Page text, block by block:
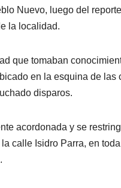
Nuevo, luego del
la localidad.
que tomaban
en la esquina de
disparos.
acordonada y se
calle Isidro Parra, en